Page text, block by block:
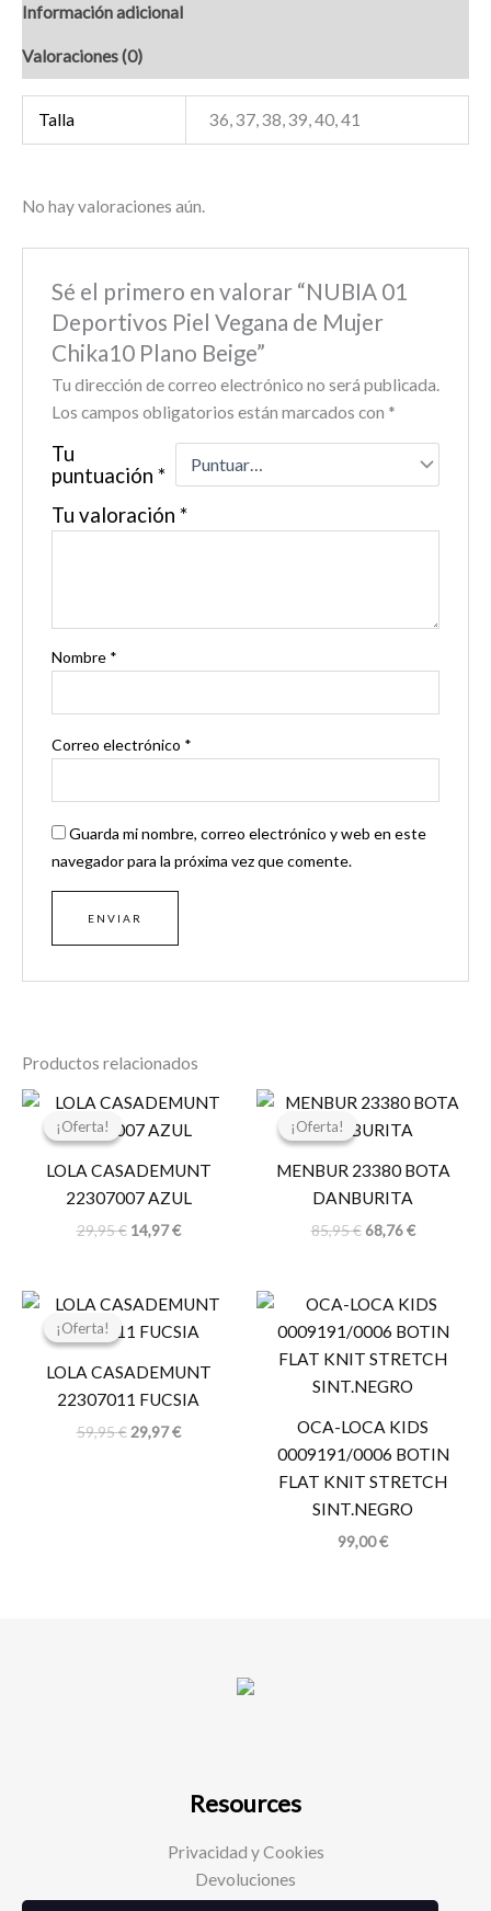
Información adicional
Valoraciones (0)
Talla 36, 37, 38, 39, 40, 41
No hay valoraciones aún.
Sé el primero en valorar “NUBIA 01
Deportivos Piel Vegana de Mujer
Chika10 Plano Beige”
Tu dirección de correo electrónico no será publicada.
Los campos obligatorios están marcados con *
Tu
puntuación *
Tu valoración *
Nombre *
Correo electrónico *
Guarda mi nombre, correo electrónico y web en este
navegador para la próxima vez que comente.
Productos relacionados
¡Oferta!
¡Oferta!
LOLA CASADEMUNT
22307007 AZUL
29,95€
El
original
29,95 €.
14,97€
El
actual
14,97 €.
¡Oferta!
¡Oferta!
MENBUR 23380 BOTA
DANBURITA
85,95€
El
original
85,95 €.
68,76€
El
68,76 €.
¡Oferta!
¡Oferta!
LOLA CASADEMUNT
22307011 FUCSIA
59,95€
El
original
59,95 €.
29,97€
El
actual
29,97 €.
OCA-LOCA KIDS
0009191/0006 BOTIN
FLAT KNIT STRETCH
SINT.NEGRO
99,00€
Resources
Privacidad y Cookies
Devoluciones